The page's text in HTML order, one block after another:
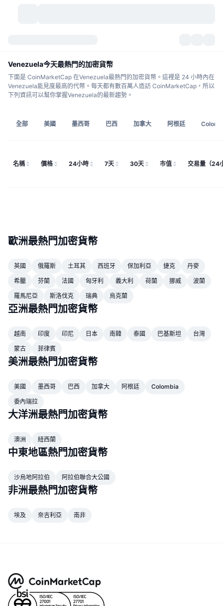
排行
即將推出
近期新增
贏家與輸家
最多造訪
區塊鏈排行榜
熱門
新推出
金融
技術
市場
恐懼與貪婪指數
山寨幣季節指數
市場循環指標
比特幣市佔率
CoinMarketCap 100 指數
加密貨幣 ETF
比特幣 ETF
MACD
DexScan
熱門
現貨
社群
定價
資源
文檔
常見問題解答
AI 整合
CMC代理中心
技能市場
x402
CMC Launch
CMC Labs
頭條新聞
廣告
新聞
替補
詞彙庫
Venezuela今天最熱門的加密貨幣
下面是 CoinMarketCap 在Venezuela最熱門的加密貨幣。這裡是 24 小時內在
Venezuela能見度最高的代幣。每天都有數百萬人造訪 CoinMarketCap，所以
下列資訊可以幫你掌握Venezuela的最新趨勢。
全部 美國 墨西哥 巴西 加拿大 阿根廷
名稱 價格 24小時 7天 30天 市值 交易量（24
歐洲最熱門加密貨幣
英國 俄羅斯 土耳其 西班牙 保加利亞 捷克
丹麥
希臘
芬蘭 法國 匈牙利 義大利 荷蘭 挪威
波蘭
羅馬尼亞
斯洛伐克 瑞典 烏克蘭
亞洲最熱門加密貨幣
越南 印度 印尼 日本 南韓 泰國 巴基斯坦
台灣
蒙古
菲律賓
美洲最熱門加密貨幣
美國 墨西哥 巴西 加拿大 阿根廷
Colombia
委內瑞拉
大洋洲最熱門加密貨幣
澳洲 紐西蘭
中東地區熱門加密貨幣
沙烏地阿拉伯 阿拉伯聯合大公國
非洲最熱門加密貨幣
埃及 奈吉利亞 南非